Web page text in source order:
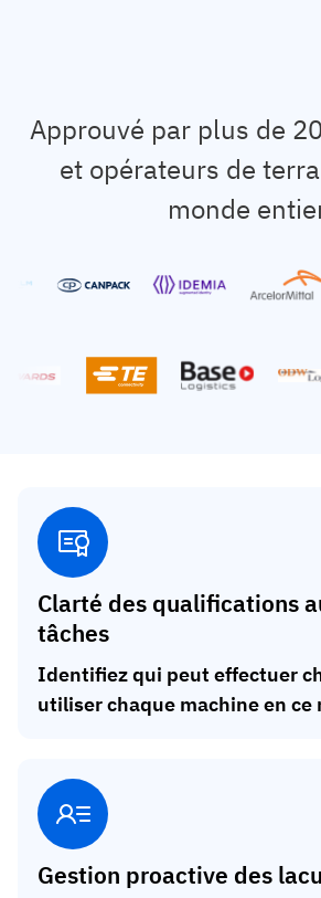
Approuvé par plus de
et opérateurs de
monde
Clarté des qualifications
tâches
Identifiez qui peut effectuer
utiliser chaque machine en ce
Gestion proactive des